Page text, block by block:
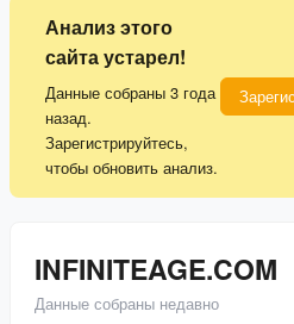
Анализ этого
сайта устарел!
Данные собраны 3 года
назад.
Зарегистрируйтесь,
чтобы обновить анализ.
INFINITEAGE.COM
Данные собраны недавно